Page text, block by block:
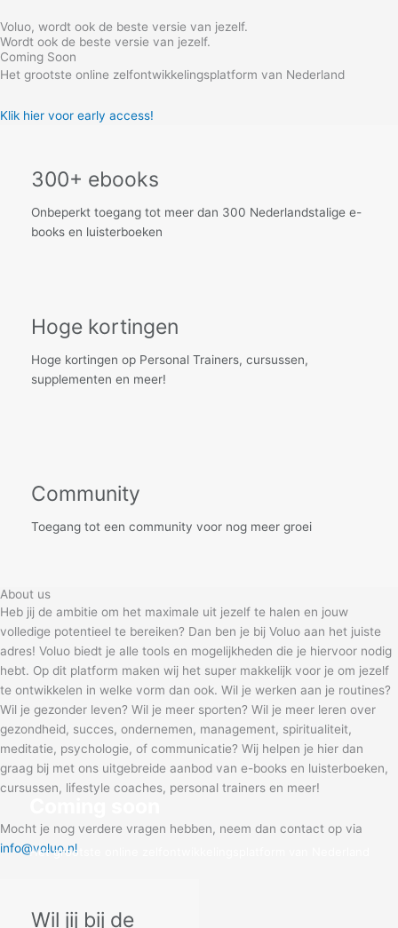
to
content
Voluo, wordt ook de beste versie van jezelf.
Wordt ook de beste versie van jezelf.
Coming Soon
Het grootste online zelfontwikkelingsplatform van Nederland
Klik hier voor early access!
Het grootste online zelfontwikkelingsplatform van Nederland
300+ ebooks
Onbeperkt toegang tot meer dan 300 Nederlandstalige e-
books en luisterboeken
Hoge kortingen
Hoge kortingen op Personal Trainers, cursussen,
supplementen en meer!
Community
Toegang tot een community voor nog meer groei
About us
Heb jij de ambitie om het maximale uit jezelf te halen en jouw
volledige potentieel te bereiken? Dan ben je bij Voluo aan het juiste
adres! Voluo biedt je alle tools en mogelijkheden die je hiervoor nodig
hebt. Op dit platform maken wij het super makkelijk voor je om jezelf
te ontwikkelen in welke vorm dan ook. Wil je werken aan je routines?
Wil je gezonder leven? Wil je meer sporten? Wil je meer leren over
gezondheid, succes, ondernemen, management, spiritualiteit,
meditatie, psychologie, of communicatie? Wij helpen je hier dan
graag bij met ons uitgebreide aanbod van e-books en luisterboeken,
cursussen, lifestyle coaches, personal trainers en meer!
Mocht je nog verdere vragen hebben, neem dan contact op via
info@voluo.nl
Wil jij bij de